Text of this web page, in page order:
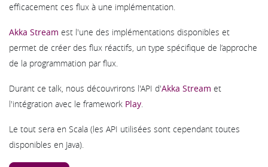
efficacement ces flux à une implémentation.
Akka Stream est l'une des implémentations disponibles et
permet de créer des flux réactifs, un type spécifique de l’approche
de la programmation par flux.
Durant ce talk, nous découvrirons l'API d'Akka Stream et
l'intégration avec le framework Play
Le tout sera en Scala (les API utilisées sont cependant toutes
disponibles en Java).